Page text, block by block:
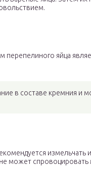
яйца
в составе кремния и
может